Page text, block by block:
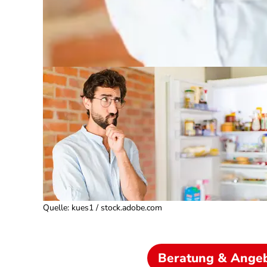
Quelle: kues1 / stock.adobe.com
Beratung &